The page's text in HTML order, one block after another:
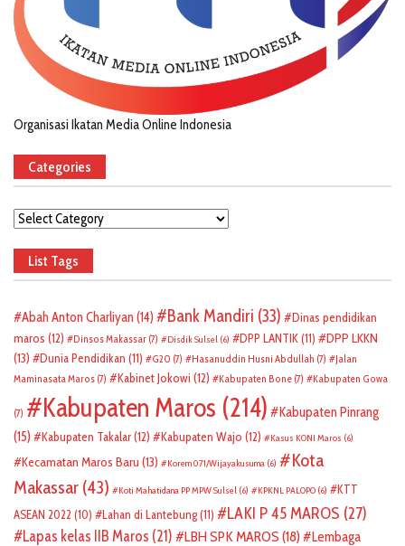
Organisasi Ikatan Media Online Indonesia
Categories
Categories
List Tags
Abah Anton Charliyan (14) Bank Mandiri (33)
Dinas pendidikan
maros (12) Dinsos Makassar (7) Disdik Sulsel (6) DPP LANTIK(11)
DPP LKKN
(13)
Dunia Pendidikan (11) G20 (7) Hasanuddin Husni Abdullah (7)
Jalan
Maminasata Maros (7) Kabinet Jokowi (12) Kabupaten Bone (7) Kabupaten Gowa
(7) Kabupaten Maros (214)
Kabupaten Pinrang
(15)
Kabupaten Takalar(12) Kabupaten Wajo (12) Kasus KONI Maros (6)
Kecamatan Maros Baru (13) Korem 071/Wijayakusuma (6)
Kota
Makassar (43) Koti Mahatidana PP MPW Sulsel (6) KPKNL PALOPO (6)
KTT
ASEAN 2022 (10) Lahan di Lantebung(11) LAKI P 45 MAROS (27)
Lapas kelas IIB Maros (21) LBH SPK MAROS (18)
Lembaga